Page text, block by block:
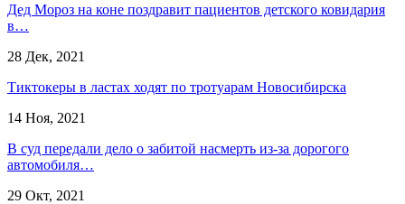
Дед Мороз на коне поздравит пациентов детского ковидария
в…
28 Дек, 2021
Тиктокеры в ластах ходят по тротуарам Новосибирска
14 Ноя, 2021
В суд передали дело о забитой насмерть из-за дорогого
автомобиля…
29 Окт, 2021